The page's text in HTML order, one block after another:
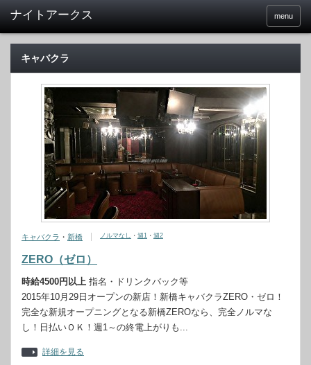
menu
キャバクラ
キャバクラ ・ 新橋 ノルマなし ・ 週1 ・ 週2
ZERO（ゼロ）
時給4500円以上 指名・ドリンクバック等
2015年10月29日オープンの新店！新橋キャバクラZERO・ゼロ！
完全な新規オープニングとなる新橋ZEROなら、完全ノルマな
し！日払いＯＫ！週1～の終電上がりも...
詳細を見る